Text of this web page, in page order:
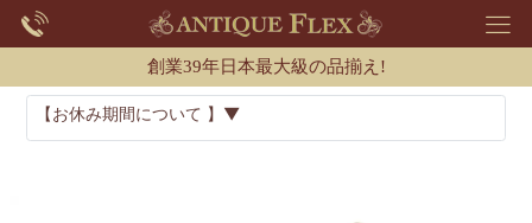
創業39年日本最大級の品揃え!
【お休み期間について 】▼